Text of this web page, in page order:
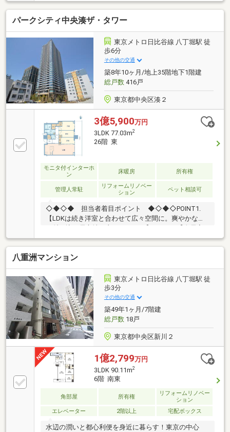
ンスデザイン】住まう方やゲストを優雅に迎え入れ
る、高級感溢れる迎賓空間です。上質な素材を贅沢に
使用した美しい空間が、日々の暮らしに誇りと歓びを
もたらします。◆【ペットと暮らせる癒しの空間】愛
犬や愛猫は大切な家族の一員です。ペット飼育可能
（細則あり）な当物件で、新しい生活を共にスター
ト。笑顔が溢れる豊かな毎日をどうぞ。お問い合わせ
は【フリーダイヤル：0120-702-700】までお気軽にど
うぞ♪
パークシティ中央湊ザ・タワー
東京メトロ日比谷線 八丁堀駅 徒
歩6分
その他の交通
築8年10ヶ月/地上35階地下1階建
総戸数416戸
東京都中央区湊２
3億5,900万円
3LDK 77.03m2
26階 東
モニタ付インターホ
ン
床暖房 所有権
管理人常駐
リフォームリノベー
ション
ペット相談可
◇◆◇◆ 担当者着目ポイント ◆◇◆◇POINT1.
【LDKは続き洋室と合わせて広々空間に。爽やかな光
収納完備。SICや収納力のあるWIC、納戸・リビング収
納を備えた豊富な収納も魅力です】POINT3.【ラウン
ジやライブラリーなど充実した共用施設！コンシェル
ジュが豊かな暮らしをサポートします】POINT4.【都
心の利便性と、リバーサイドならではの水景と煌めき
を享受。感性豊かな暮らしを満喫できる立地】
◇◆◇◆◇◆◇◆◇◆◇◆◇◆◇◆～東急リバブル
銀座センターまでお問い合わせ下さい～『スーモを見
て』とお伝えいただくとスムーズです
八重洲マンション
東京メトロ日比谷線 八丁堀駅 徒
歩3分
その他の交通
築49年1ヶ月/7階建
総戸数18戸
東京都中央区新川２
1億2,799万円
3LDK 90.11m2
6階 南東
角部屋 所有権
リフォームリノベー
ション
エレベーター
2階以上 宅配ボックス
水辺の潤いと都心利便を身近に暮らす！東京の中心